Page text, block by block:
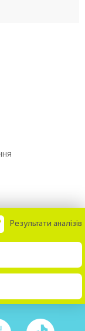
Результати аналізів